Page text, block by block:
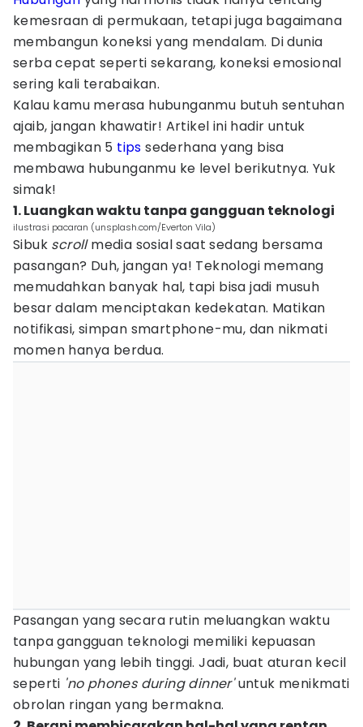
kemesraan di permukaan, tetapi juga bagaimana
membangun koneksi yang mendalam. Di dunia
serba cepat seperti sekarang, koneksi emosional
sering kali terabaikan.
Kalau kamu merasa hubunganmu butuh sentuhan
ajaib, jangan khawatir! Artikel ini hadir untuk
membagikan 5 tips sederhana yang bisa
membawa hubunganmu ke level berikutnya. Yuk
simak!
1. Luangkan waktu tanpa gangguan teknologi
ilustrasi pacaran (unsplash.com/Everton Vila)
Sibuk scrollmedia sosial saat sedang bersama
pasangan? Duh, jangan ya! Teknologi memang
memudahkan banyak hal, tapi bisa jadi musuh
besar dalam menciptakan kedekatan. Matikan
notifikasi, simpan smartphone-mu, dan nikmati
momen hanya berdua.
Pasangan yang secara rutin meluangkan waktu
tanpa gangguan teknologi memiliki kepuasan
hubungan yang lebih tinggi. Jadi, buat aturan kecil
seperti 'no phones during dinner'untuk menikmati
obrolan ringan yang bermakna.